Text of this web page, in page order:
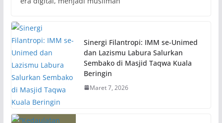
Sinergi Filantropi: IMM se-Unimed
dan Lazismu Labura Salurkan
Sembako di Masjid Taqwa Kuala
Beringin
Maret 7, 2026